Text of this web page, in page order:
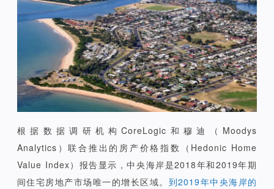
根据数据调研机构CoreLogic和穆迪（Moodys
Analytics）联合推出的房产价格指数（Hedonic Home
Value Index）报告显示，中央海岸是2018年和2019年期
间住宅房地产市场唯一的增长区域。 到2019年中央海岸的